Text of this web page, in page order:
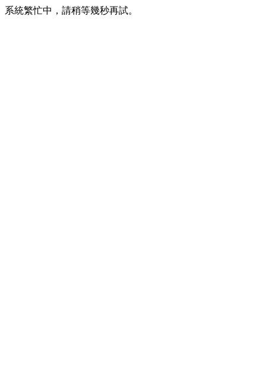
系統繁忙中，請稍等幾秒再試。